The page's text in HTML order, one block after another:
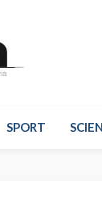
SPORT